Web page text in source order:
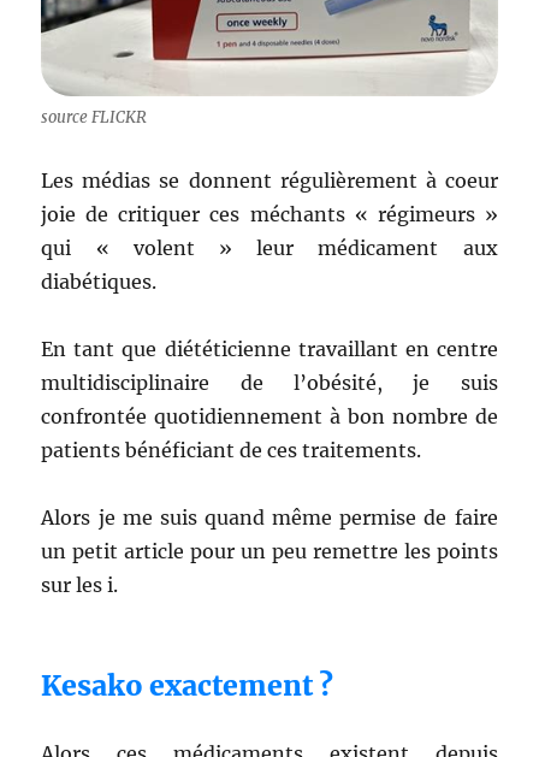
source FLICKR
Les médias se donnent régulièrement à coeur
joie de critiquer ces méchants « régimeurs »
qui « volent » leur médicament aux
diabétiques.
En tant que diététicienne travaillant en centre
multidisciplinaire de l’obésité, je suis
confrontée quotidiennement à bon nombre de
patients bénéficiant de ces traitements.
Alors je me suis quand même permise de faire
un petit article pour un peu remettre les points
sur les i.
Kesako exactement ?